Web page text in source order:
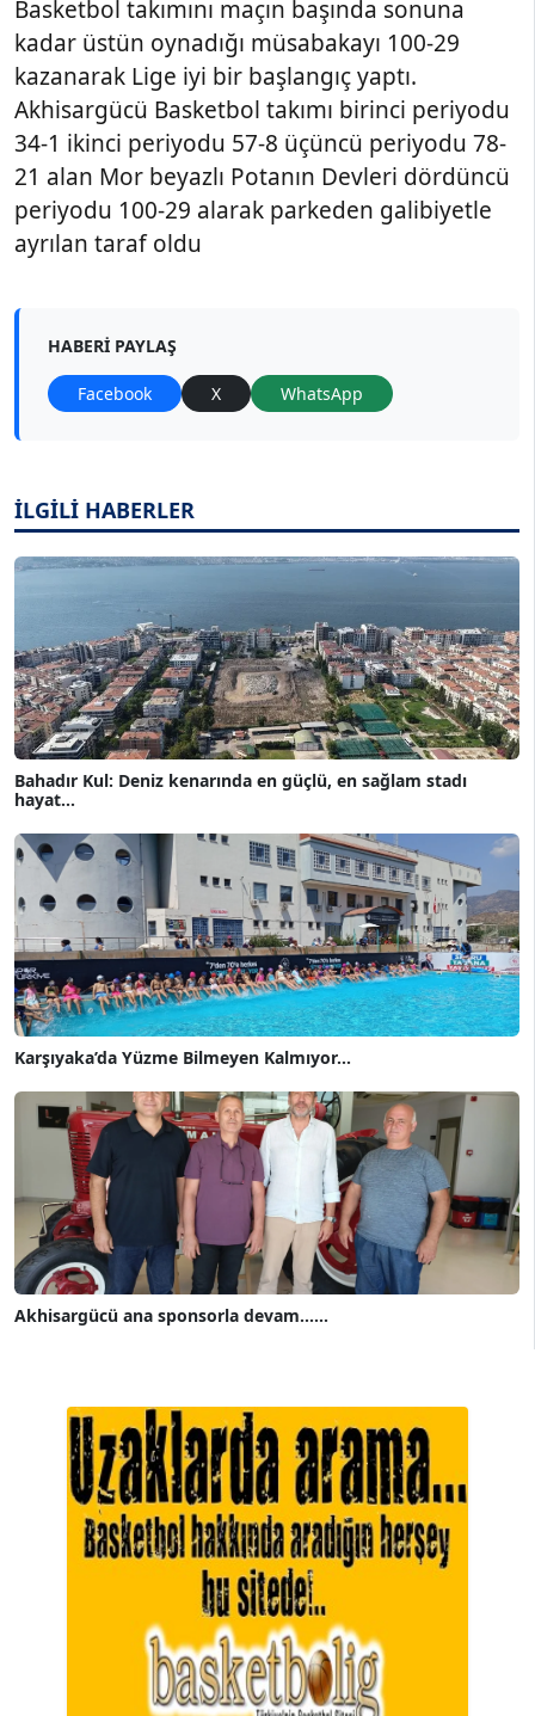
Basketbol takımını maçın başında sonuna
kadar üstün oynadığı müsabakayı 100-29
kazanarak Lige iyi bir başlangıç yaptı.
Akhisargücü Basketbol takımı birinci periyodu
34-1 ikinci periyodu 57-8 üçüncü periyodu 78-
21 alan Mor beyazlı Potanın Devleri dördüncü
periyodu 100-29 alarak parkeden galibiyetle
ayrılan taraf oldu
HABERI PAYLAŞ
Facebook X WhatsApp
İLGİLİ HABERLER
Bahadır Kul: Deniz kenarında en güçlü, en sağlam stadı
hayat...
Karşıyaka’da Yüzme Bilmeyen Kalmıyor...
Akhisargücü ana sponsorla devam......
A. BAHRİ VRESKALA
Köşe Yazarı